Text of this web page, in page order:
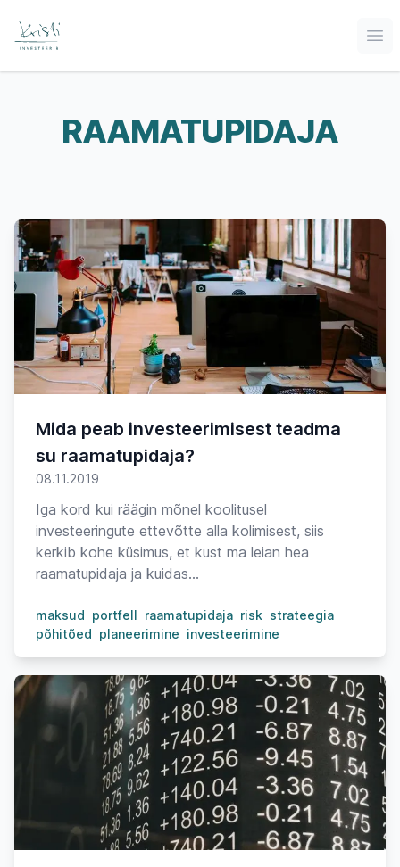
RAAMATUPIDAJA
Mida peab investeerimisest teadma
su raamatupidaja?
08.11.2019
Iga kord kui räägin mõnel koolitusel
investeeringute ettevõtte alla kolimisest, siis
kerkib kohe küsimus, et kust ma leian hea
raamatupidaja ja kuidas...
maksud portfell raamatupidaja risk strateegia
põhitõed planeerimine investeerimine